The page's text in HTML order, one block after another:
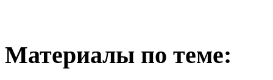
Материалы по теме: